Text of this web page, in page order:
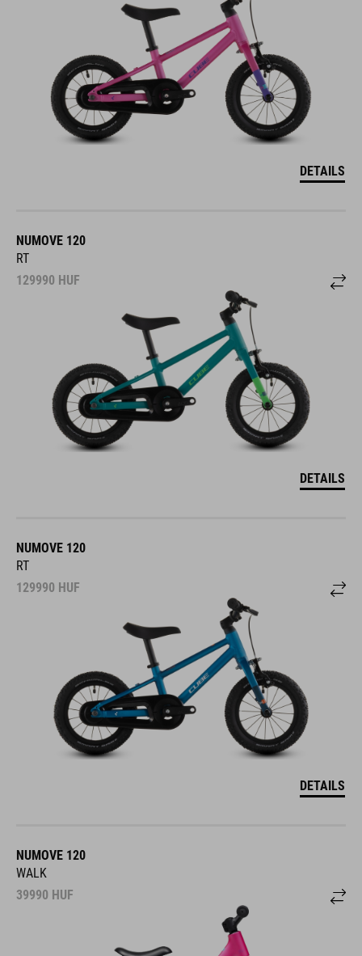
DETAILS
NUMOVE 120
RT
129990 HUF
DETAILS
NUMOVE 120
RT
129990 HUF
DETAILS
NUMOVE 120
WALK
39990 HUF